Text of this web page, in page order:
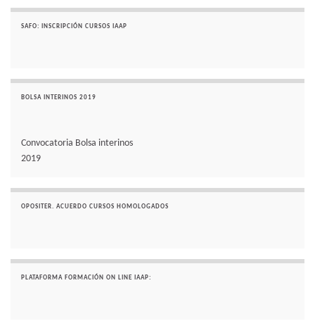
SAFO: INSCRIPCIÓN CURSOS IAAP
BOLSA INTERINOS 2019
Convocatoria Bolsa interinos
2019
OPOSITER. ACUERDO CURSOS HOMOLOGADOS
PLATAFORMA FORMACIÓN ON LINE IAAP: